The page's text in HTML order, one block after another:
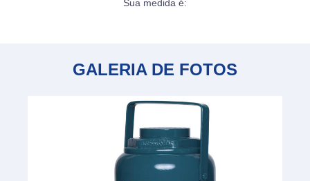
Sua medida é:
GALERIA DE FOTOS